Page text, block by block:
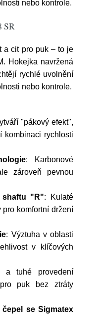
nebo kontrole.
SR
a cit pro puk – to je
Hokejka navržená
rychlé uvolnění
nebo kontrole.
"pákový efekt",
kombinaci rychlosti
: Karbonové
zároveň pevnou
shaftu "R": Kulaté
pro komfortní držení
: Výztuha v oblasti
v klíčových
a tuhé provedení
puk bez ztráty
se Sigmatex